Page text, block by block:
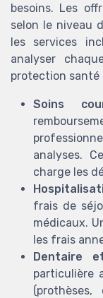
besoins. Les
selon le niveau
les services
analyser
protection santé
Soins
analyses.
charge les
frais de
médicaux.
les frais
Dentaire
particulière